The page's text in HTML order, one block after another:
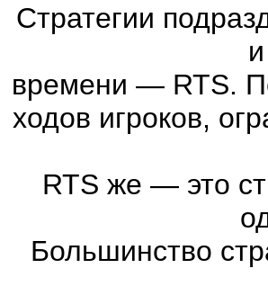
Стратегии
времени — RTS.
ходов игроков,
RTS же — это
Большинство